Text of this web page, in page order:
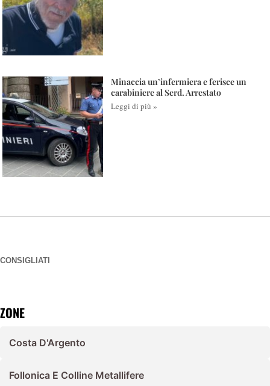
Minaccia un’infermiera e ferisce un
carabiniere al Serd. Arrestato
Leggi di più »
CONSIGLIATI
ZONE
Costa D'Argento
Follonica E Colline Metallifere